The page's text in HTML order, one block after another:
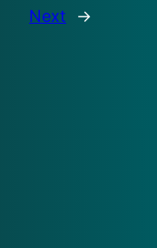
Next →